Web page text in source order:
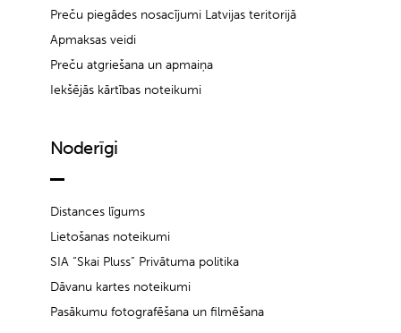
Preču piegādes nosacījumi Latvijas teritorijā
Apmaksas veidi
Preču atgriešana un apmaiņa
Iekšējās kārtības noteikumi
Noderīgi
Distances līgums
Lietošanas noteikumi
SIA “Skai Pluss” Privātuma politika
Dāvanu kartes noteikumi
Pasākumu fotografēšana un filmēšana